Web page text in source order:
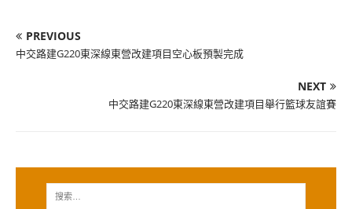
PREVIOUS
中交路建G220東深線東營改建項目空心板預製完成
NEXT
中交路建G220東深線東營改建項目舉行籃球友誼賽